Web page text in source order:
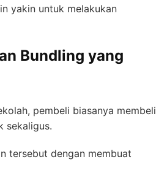
yakin untuk melakukan
Bundling yang
pembeli biasanya membeli
sekaligus.
tersebut dengan membuat